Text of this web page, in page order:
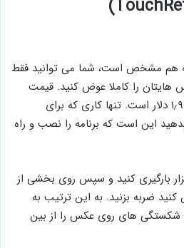
هم مشخص است، شما می توانید فقط
هایتان را کاملا عوض کنید. قیمت
این اپلیکیشن در اپ استور ۱٫۹۹ دلار است. تنها کاری که برای
این است که برنامه را نصب و راه
بارگیری کنید و سپس روی بخشی از
ضربه بزنید. به این ترتیب به
شکستگی های روی عکس را از بین